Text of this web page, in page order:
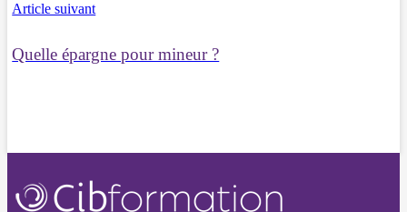
Article suivant
Quelle épargne pour mineur ?